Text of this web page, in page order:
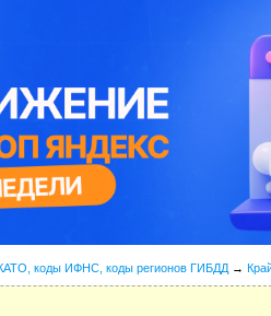
коды ИФНС, коды регионов ГИБДД →